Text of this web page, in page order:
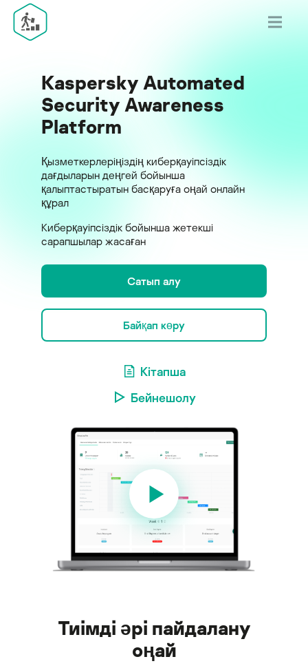
Kaspersky Automated
Security Awareness
Platform
Қызметкерлеріңіздің киберқауіпсіздік
дағдыларын деңгей бойынша
қалыптастыратын басқаруға оңай онлайн
құрал
Киберқауіпсіздік бойынша жетекші
сарапшылар жасаған
Сатып алу
Байқап көру
Кітапша
Бейнешолу
Тиімді әрі пайдалану
оңай